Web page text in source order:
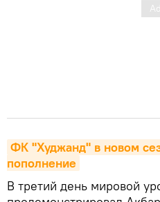
ФК "Худжанд" в новом
пополнение
В третий день мировой